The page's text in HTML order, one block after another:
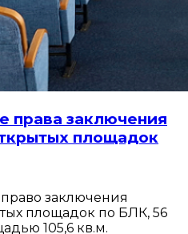
права заключения
площадок
заключения
площадок по БЛК, 56
105,6 кв.м.